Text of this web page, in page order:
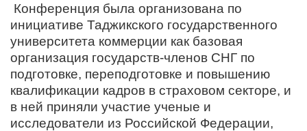
Конференция была организована по
инициативе Таджикского государственного
университета коммерции как базовая
организация государств-членов СНГ по
подготовке, переподготовке и повышению
квалификации кадров в страховом секторе, и
в ней приняли участие ученые и
исследователи из Российской Федерации,